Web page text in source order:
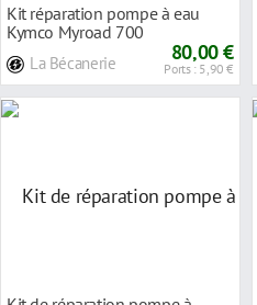
Kit réparation pompe à eau
Kymco Myroad 700
La Bécanerie 80,00 €
Ports : 5,90 €